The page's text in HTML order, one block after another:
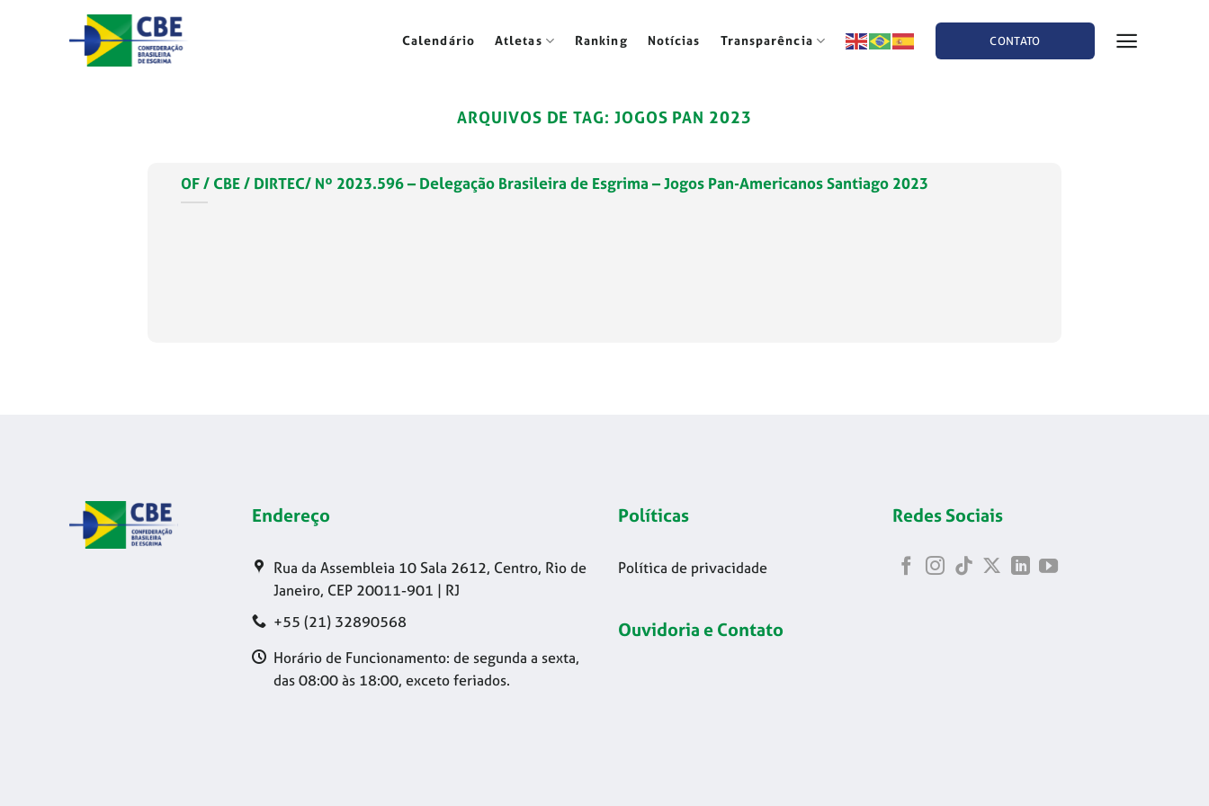
Calendário Atletas Ranking Notícias Transparência CONTATO
ARQUIVOS DE TAG: JOGOS PAN 2023
OF / CBE / DIRTEC/ Nº 2023.596 – Delegação Brasileira de Esgrima – Jogos Pan-Americanos Santiago 2023
Endereço
Rua da Assembleia 10 Sala 2612, Centro, Rio de
Janeiro, CEP 20011-901 | RJ
+55 (21) 32890568
Horário de Funcionamento: de segunda a sexta,
das 08:00 às 18:00, exceto feriados.
Políticas
Política de privacidade
Ouvidoria e Contato
Redes Sociais